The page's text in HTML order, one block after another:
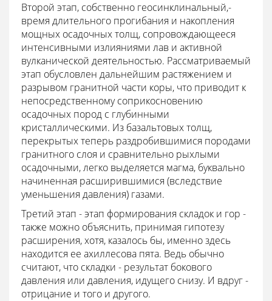
Второй этап, собственно геосинклинальный,-
время длительного прогибания и накопления
мощных осадочных толщ, сопровождающееся
интенсивными излияниями лав и активной
вулканической деятельностью. Рассматриваемый
этап обусловлен дальнейшим растяжением и
разрывом гранитной части коры, что приводит к
непосредственному соприкосновению
осадочных пород с глубинными
кристаллическими. Из базальтовых толщ,
перекрытых теперь раздробившимися породами
гранитного слоя и сравнительно рыхлыми
осадочными, легко выделяется магма, буквально
начиненная расширившимися (вследствие
уменьшения давления) газами.
Третий этап - этап формирования складок и гор -
также можно объяснить, принимая гипотезу
расширения, хотя, казалось бы, именно здесь
находится ее ахиллесова пята. Ведь обычно
считают, что складки - результат бокового
давления или давления, идущего снизу. И вдруг -
отрицание и того и другого.